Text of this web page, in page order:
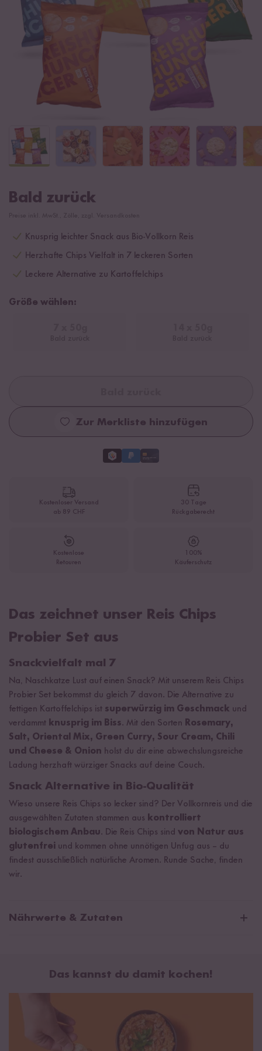
Bald zurück
Knusprig leichter Snack aus Bio-Vollkorn Reis
Herzhafte Chips Vielfalt in 7 leckeren Sorten
Leckere Alternative zu Kartoffelchips
Größe wählen:
Zur Merkliste hinzufügen
Kostenloser Versand
ab 89 CHF
30 Tage
Rückgaberecht
Kostenlose
Retouren
100%
Käuferschutz
Das zeichnet unser Reis Chips
Probier Set aus
Snackvielfalt mal 7
Na, Naschkatze Lust auf einen Snack? Mit unserem Reis Chips
Probier Set bekommst du gleich 7 davon. Die Alternative zu
fettigen Kartoffelchips ist superwürzig im Geschmack und
verdammt knusprig im Biss. Mit den Sorten Rosemary,
Salt, Oriental Mix, Green Curry, Sour Cream, Chili
und Cheese & Onion holst du dir eine abwechslungsreiche
Ladung herzhaft würziger Snacks auf deine Couch.
Snack Alternative in Bio-Qualität
Wieso unsere Reis Chips so lecker sind? Der Vollkornreis und die
ausgewählten Zutaten stammen aus kontrolliert
biologischem Anbau. Die Reis Chips sind von Natur aus
glutenfrei und kommen ohne unnötigen Unfug aus – du
findest ausschließlich natürliche Aromen. Runde Sache, finden
wir.
Nährwerte & Zutaten
Durchschnittliche Nährwerte pro 100g:
Das kannst du damit kochen!